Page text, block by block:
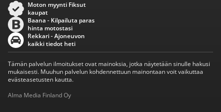
Moton myynti Fiksut
kaupat
Baana - Kilpailuta paras
hinta motostasi
Rekkari - Ajoneuvon
kaikki tiedot heti
Tämän palvelun ilmoitukset ovat mainoksia, jotka näytetään sinulle hakusi
mukaisesti. Muuhun palvelun kohdennettuun mainontaan voit vaikuttaa
evästeasetusten kautta.
Alma Media Finland Oy